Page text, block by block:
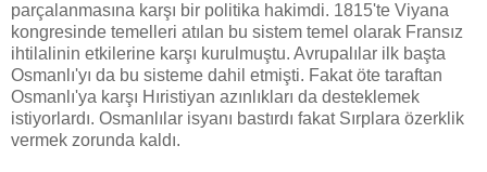
parçalanmasına karşı bir politika hakimdi. 1815'te Viyana
kongresinde temelleri atılan bu sistem temel olarak Fransız
ihtilalinin etkilerine karşı kurulmuştu. Avrupalılar ilk başta
Osmanlı'yı da bu sisteme dahil etmişti. Fakat öte taraftan
Osmanlı'ya karşı Hıristiyan azınlıkları da desteklemek
istiyorlardı. Osmanlılar isyanı bastırdı fakat Sırplara özerklik
vermek zorunda kaldı.